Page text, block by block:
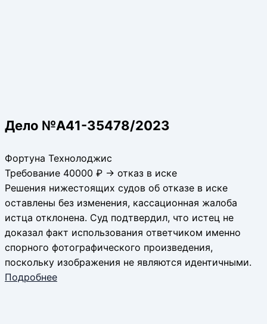
Дело №А41-35478/2023
Фортуна Технолоджис
Требование 40000 ₽ → отказ в иске
Решения нижестоящих судов об отказе в иске
оставлены без изменения, кассационная жалоба
истца отклонена. Суд подтвердил, что истец не
доказал факт использования ответчиком именно
спорного фотографического произведения,
поскольку изображения не являются идентичными.
Подробнее